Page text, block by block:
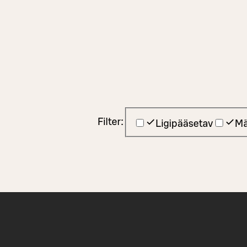
Filter: Ligipääsetav